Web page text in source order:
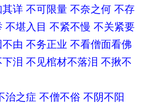
其详 不可限量 不奈之何 不存
不堪入目 不紧不慢 不关紧要
由 不务正业 不看僧面看佛
泪 不见棺材不落泪 不揪不
治之症 不僧不俗 不阴不阳